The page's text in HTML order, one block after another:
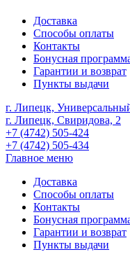
Доставка
Способы оплаты
Контакты
Бонусная
Гарантии и возврат
Пункты выдачи
г. Липецк,
г. Липецк, Свиридова, 2
+7 (4742) 505-424
+7 (4742) 505-434
Главное меню
Доставка
Способы оплаты
Контакты
Бонусная
Гарантии и возврат
Пункты выдачи